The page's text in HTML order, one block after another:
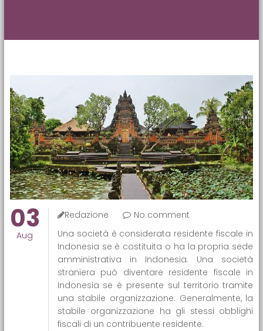
03
Aug
Redazione
No comment
Una società è considerata residente fiscale in
Indonesia se è costituita o ha la propria sede
amministrativa in Indonesia. Una società
straniera può diventare residente fiscale in
Indonesia se è presente sul territorio tramite
una stabile organizzazione. Generalmente, la
stabile organizzazione ha gli stessi obblighi
fiscali di un contribuente residente.